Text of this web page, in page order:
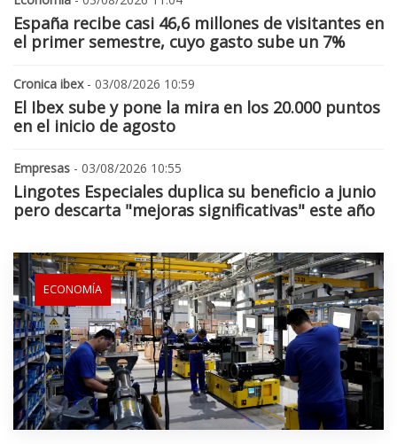
España recibe casi 46,6 millones de visitantes en
el primer semestre, cuyo gasto sube un 7%
Cronica ibex- 03/08/2026 10:59
El Ibex sube y pone la mira en los 20.000 puntos
en el inicio de agosto
Empresas - 03/08/2026 10:55
Lingotes Especiales duplica su beneficio a junio
pero descarta "mejoras significativas" este año
ECONOMÍA